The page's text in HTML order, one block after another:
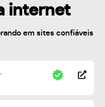
internet
em sites confiáveis